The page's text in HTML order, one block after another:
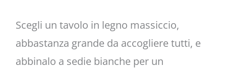
Scegli un tavolo in legno massiccio,
abbastanza grande da accogliere tutti, e
abbinalo a sedie bianche per un